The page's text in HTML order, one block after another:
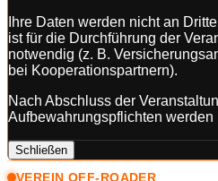
Ihre Daten werden nicht an
ist für die Durchführung der
notwendig (z. B.
bei Kooperationspartnern).
Nach Abschluss der
Aufbewahrungspflichten werden
Schließen
VEREIN OFF-ROADER